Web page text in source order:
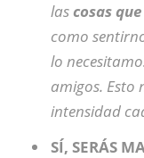
lascosas
como
lo
amigos. Esto
intensidad
SÍ, SERÁS